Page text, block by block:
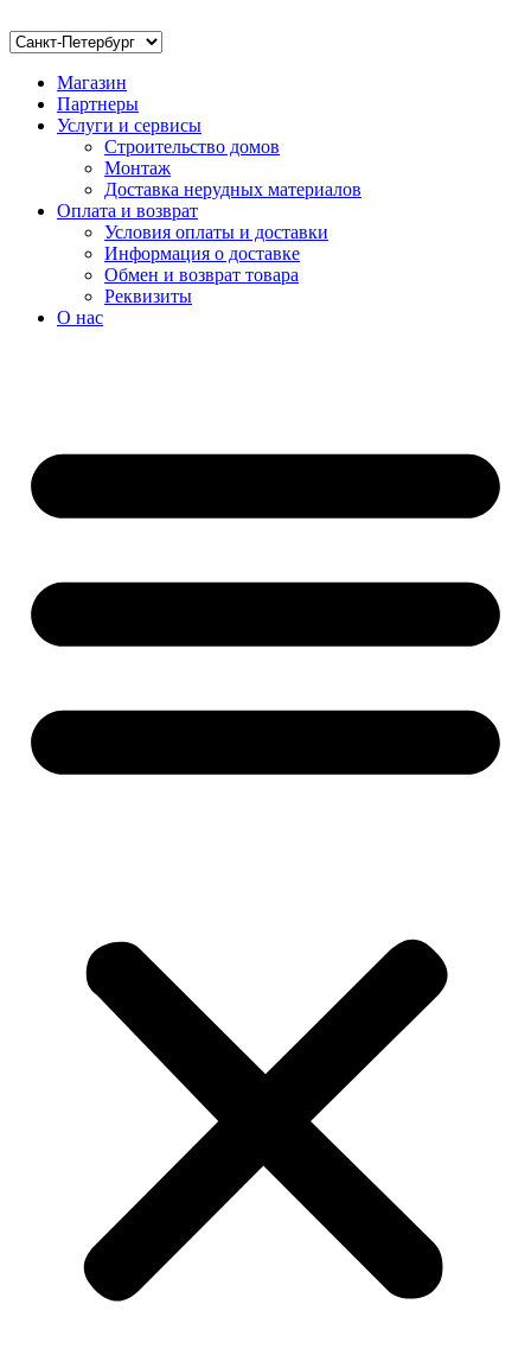
Магазин
Партнеры
Услуги и сервисы
Строительство домов
Монтаж
Доставка нерудных материалов
Оплата и возврат
Условия оплаты и доставки
Информация о доставке
Обмен и возврат товара
Реквизиты
О нас